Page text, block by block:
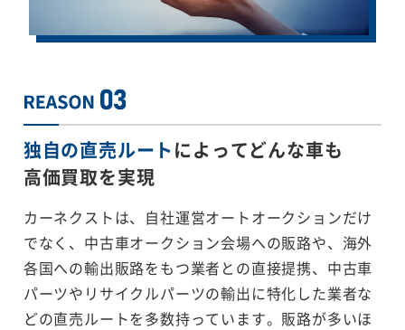
独自の直売ルートによってどんな車も
高価買取を実現
カーネクストは、自社運営オートオークションだけ
でなく、中古車オークション会場への販路や、海外
各国への輸出販路をもつ業者との直接提携、中古車
パーツやリサイクルパーツの輸出に特化した業者な
どの直売ルートを多数持っています。販路が多いほ